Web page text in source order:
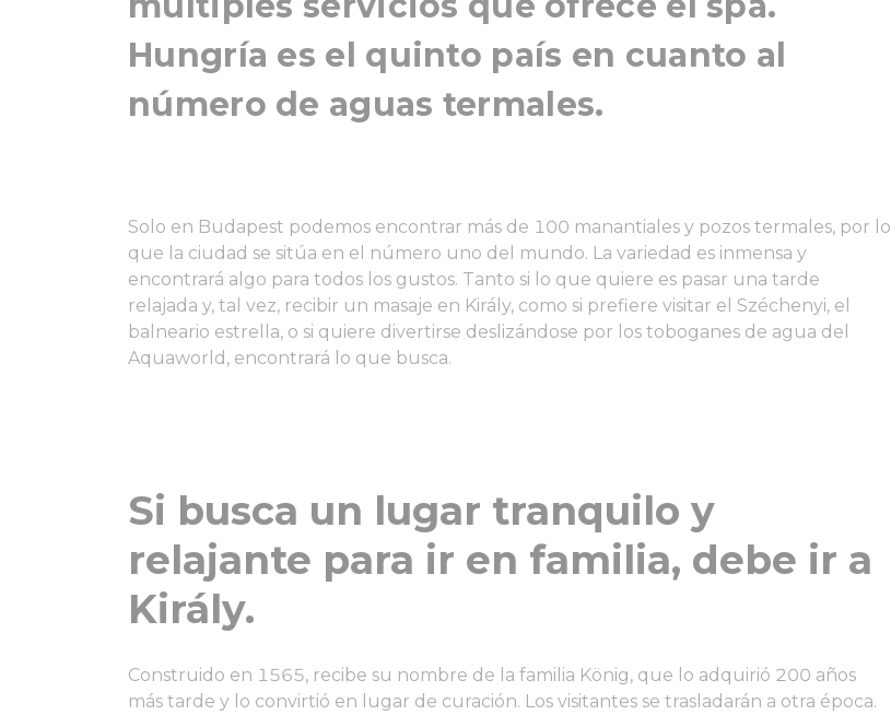
Hungría es el quinto país en cuanto al
número de aguas termales.
Solo en Budapest podemos encontrar más de 100 manantiales y pozos termales, por lo
que la ciudad se sitúa en el número uno del mundo. La variedad es inmensa y
encontrará algo para todos los gustos. Tanto si lo que quiere es pasar una tarde
relajada y, tal vez, recibir un masaje en Király, como si prefiere visitar el Széchenyi, el
balneario estrella, o si quiere divertirse deslizándose por los toboganes de agua del
Aquaworld, encontrará lo que busca.
Si busca un lugar tranquilo y
relajante para ir en familia, debe ir a
Király.
Construido en 1565, recibe su nombre de la familia König, que lo adquirió 200 años
más tarde y lo convirtió en lugar de curación. Los visitantes se trasladarán a otra época.